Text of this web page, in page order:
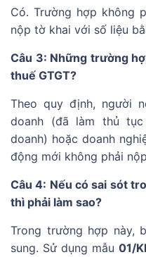
Có. Trường hợp không
nộp tờ khai với số liệu
Câu 3: Những trường
thuế GTGT?
Theo quy định, người
doanh (đã làm thủ
doanh) hoặc doanh
động mới không phải
Câu 4: Nếu có sai sót
thì phải làm sao?
Trong trường hợp này,
sung. Sử dụng mẫu 01/